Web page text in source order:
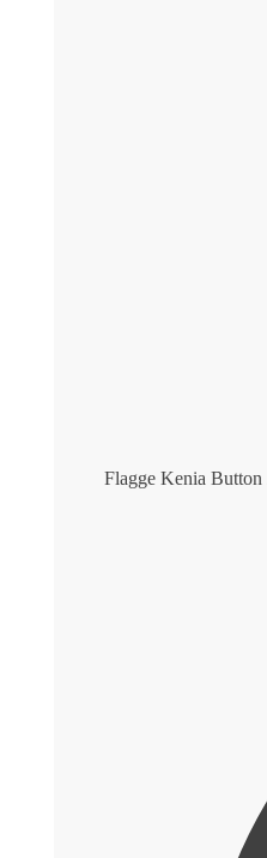
Flagge Kenia Button